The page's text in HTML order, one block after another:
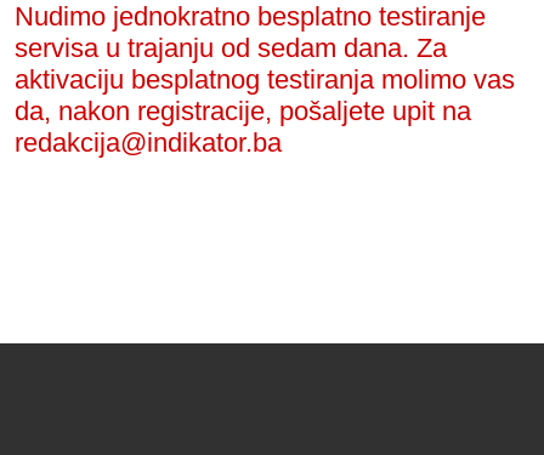
Nudimo jednokratno besplatno testiranje
servisa u trajanju od sedam dana. Za
aktivaciju besplatnog testiranja molimo vas
da, nakon registracije, pošaljete upit na
redakcija@indikator.ba